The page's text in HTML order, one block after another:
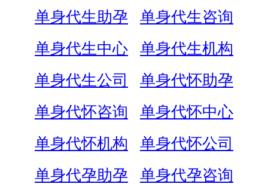
单身代生助孕
单身代生咨询
单身代生中心
单身代生机构
单身代生公司
单身代怀助孕
单身代怀咨询
单身代怀中心
单身代怀机构
单身代怀公司
单身代孕助孕
单身代孕咨询